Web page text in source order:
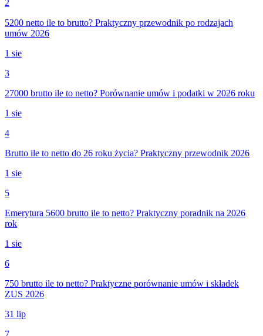
2
5200 netto ile to brutto? Praktyczny przewodnik po rodzajach
umów 2026
1 sie
3
27000 brutto ile to netto? Porównanie umów i podatki w 2026 roku
1 sie
4
Brutto ile to netto do 26 roku życia? Praktyczny przewodnik 2026
1 sie
5
Emerytura 5600 brutto ile to netto? Praktyczny poradnik na 2026
rok
1 sie
6
750 brutto ile to netto? Praktyczne porównanie umów i składek
ZUS 2026
31 lip
7